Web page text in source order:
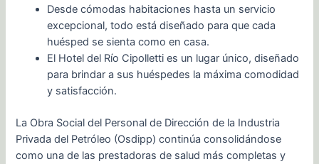
Desde cómodas habitaciones hasta un servicio
excepcional, todo está diseñado para que cada
huésped se sienta como en casa.
El Hotel del Río Cipolletti es un lugar único, diseñado
para brindar a sus huéspedes la máxima comodidad
y satisfacción.
La Obra Social del Personal de Dirección de la Industria
Privada del Petróleo (Osdipp) continúa consolidándose
como una de las prestadoras de salud más completas y